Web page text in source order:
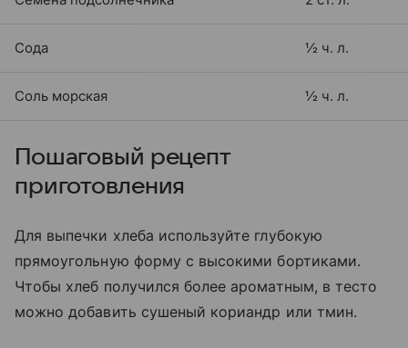
Сода ½ ч. л.
Соль морская ½ ч. л.
Пошаговый рецепт
приготовления
Для выпечки хлеба используйте глубокую
прямоугольную форму с высокими бортиками.
Чтобы хлеб получился более ароматным, в тесто
можно добавить сушеный кориандр или тмин.